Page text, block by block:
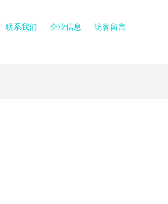
联系我们 企业信息 访客留言